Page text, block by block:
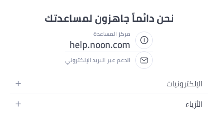
نحن دائماً جاهزون لمساعدتك
مركز المساعدة
help.noon.com
الدعم عبر البريد الإلكتروني
الإلكترونيات
الجوالات
الأزياء